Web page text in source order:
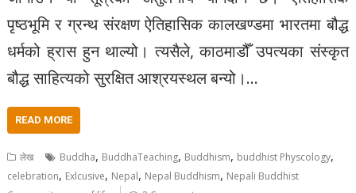
पृष्ठभूमि र ग्रन्थ संरक्षण ऐतिहासिक कालखण्डमा भारतमा बौद्ध
धर्मको ह्रास हुन थाल्यो। त्यसैले, काठमाडौँ उपत्यका संस्कृत
बौद्ध साहित्यको सुरक्षित आश्रयस्थल बन्यो।…
READ MORE
लेख Buddha, BuddhaTeaching, Buddhism, buddhist Physcology,
celebration, Exlcusive, Nepal, Nepal Buddhism, Nepali Buddhist